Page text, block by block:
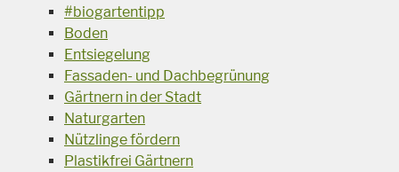
#biogartentipp
Boden
Entsiegelung
Fassaden- und Dachbegrünung
Gärtnern in der Stadt
Naturgarten
Nützlinge fördern
Plastikfrei Gärtnern